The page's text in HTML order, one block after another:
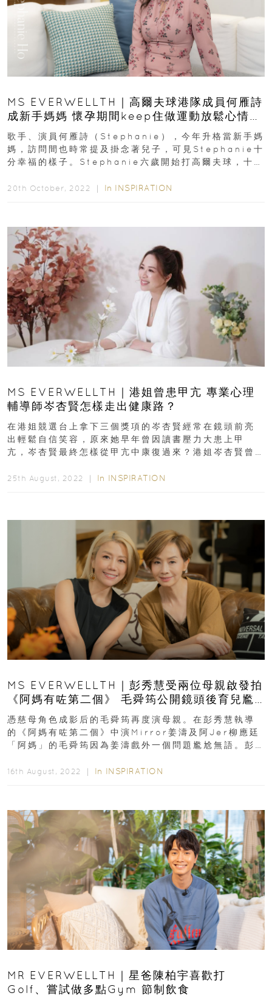
MS EVERWELLTH｜高爾夫球港隊成員何雁詩
成新手媽媽 懷孕期間keep住做運動放鬆心情：
「有情緒會靠寫歌、日記、練靜觀抒發！」
歌手、演員何雁詩（Stephanie），今年升格當新手媽
媽，訪問間也時常提及掛念著兒子，可見Stephanie十
分幸福的樣子。Stephanie六歲開始打高爾夫球，十歲
20th October, 2022 ｜ In INSPIRATION
MS EVERWELLTH｜港姐曾患甲亢 專業心理
輔導師岑杏賢怎樣走出健康路？
在港姐競選台上拿下三個獎項的岑杏賢經常在鏡頭前亮
出輕鬆自信笑容，原來她早年曾因讀書壓力大患上甲
亢，岑杏賢最終怎樣從甲亢中康復過來？港姐岑杏賢曾
25th August, 2022 ｜ In INSPIRATION
MS EVERWELLTH｜彭秀慧受兩位母親啟發拍
《阿媽有咗第二個》 毛舜筠公開鏡頭後育兒尷
尬事
憑慈母角色成影后的毛舜筠再度演母親。在彭秀慧執導
的《阿媽有咗第二個》中演Mirror姜濤及阿Jer柳應廷
「阿媽」的毛舜筠因為姜濤戲外一個問題尷尬無語。彭
16th August, 2022 ｜ In INSPIRATION
MR EVERWELLTH｜星爸陳柏宇喜歡打
Golf、嘗試做多點Gym 節制飲食